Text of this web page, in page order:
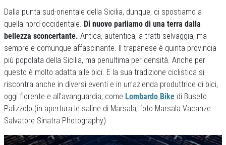
Dalla punta sud-orientale della Sicilia, dunque, ci spostiamo a
quella nord-occidentale. Di nuovo parliamo di una terra dalla
bellezza sconcertante. Antica, autentica, a tratti selvaggia, ma
sempre e comunque affascinante. Il trapanese è quinta provincia
più popolata della Sicilia, ma penultima per densità. Anche per
questo è molto adatta alle bici. E la sua tradizione ciclistica si
riscontra anche in diversi eventi e in un’azienda produttrice di bici,
oggi fiorente e all’avanguardia, come Lombardo Bike di Buseto
Palizzolo (in apertura le saline di Marsala, foto Marsala Vacanze –
Salvatore Sinatra Photography).